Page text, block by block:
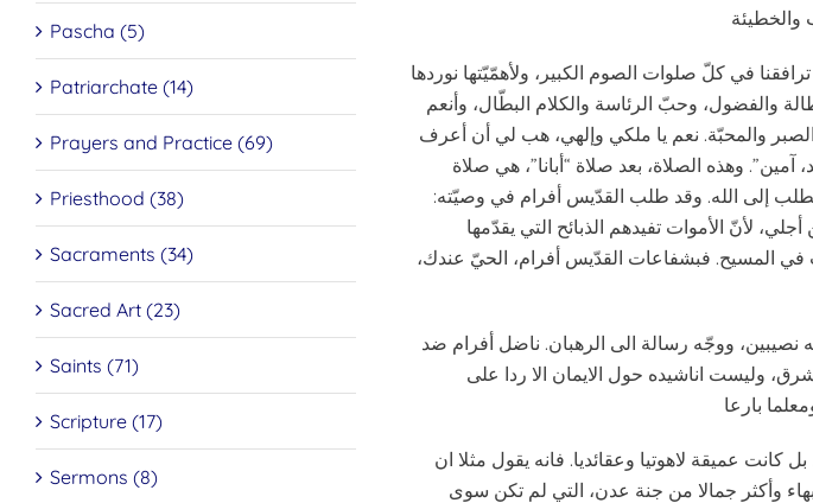
في كلّ صلوات الصوم الكبير، ولأهمّيّتها نوردها
والفضول، وحبّ الرئاسة والكلام البطّال، وأنعم
والمحبّة. نعم يا ملكي وإلهي، هب لي أن أعرف
آمين”. وهذه الصلاة، بعد صلاة “أبانا”، هي صلاة
إلى الله. وقد طلب القدّيس أفرام في وصيّته:
لأنّ الأموات تفيدهم الذبائح التي يقدّمها
في المسيح. فبشفاعات القدّيس أفرام، الحيّ عندك،
ووجّه رسالة الى الرهبان. ناضل أفرام ضد
وليست اناشيده حول الايمان الا ردا على
عميقة لاهوتيا وعقائديا. فانه يقول مثلا ان
وأكثر جمالا من جنة عدن، التي لم تكن سوى
Pascha (5)
Patriarchate (14)
Prayers and Practice (69)
Priesthood (38)
Sacraments (34)
Sacred Art (23)
Saints (71)
Scripture (17)
Sermons (8)